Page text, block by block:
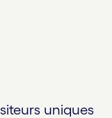
uniques